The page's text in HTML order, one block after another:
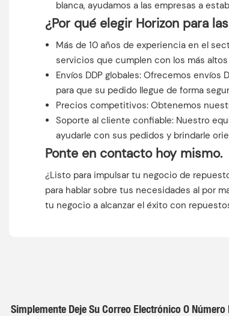
blanca, ayudamos a las empresas a
¿Por qué elegir Horizon para
Más de 10 años de experiencia en el
servicios que cumplen con los más
Envíos DDP globales: Ofrecemos
para que su pedido llegue de forma
Precios competitivos: Obtenemos
Soporte al cliente confiable: Nuestro
ayudarle con sus pedidos y brindarle
Ponte en contacto hoy mismo.
¿Listo para impulsar tu negocio de
para hablar sobre tus necesidades al por
tu negocio a alcanzar el éxito con
Simplemente Deje Su Correo Electrónico O